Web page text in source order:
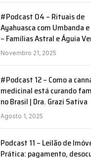
#Podcast 04 – Rituais de
Ayahuasca com Umbanda
– Famílias Astral e Águia
Novembro 21, 2025
#Podcast 12 – Como a
medicinal está curando
no Brasil | Dra. Grazi Sativa
Agosto 1, 2025
Podcast 11 – Leilão de
Prática: pagamento,